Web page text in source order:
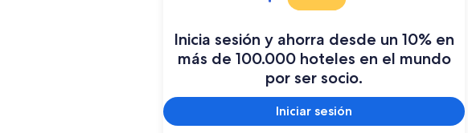
Inicia sesión y ahorra desde un 10% en
más de 100.000 hoteles en el mundo
por ser socio.
Iniciar sesión